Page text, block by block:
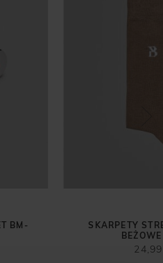
BM-
SKARPETY